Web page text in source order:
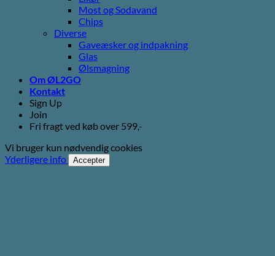
Most og Sodavand
Chips
Diverse
Gaveæsker og indpakning
Glas
Ølsmagning
Om ØL2GO
Kontakt
Sign Up
Join
Fri fragt ved køb over 599,-
Vi bruger kun nødvendig cookies
Yderligere info
Accepter